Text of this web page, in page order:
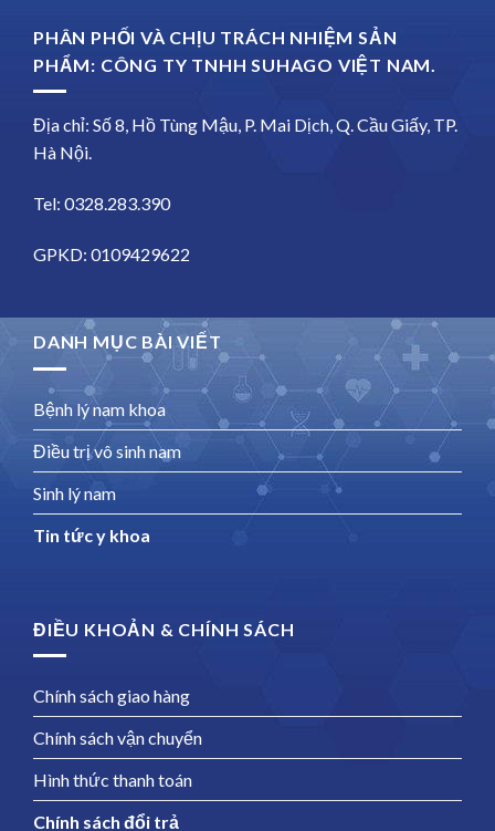
PHÂN PHỐI VÀ CHỊU TRÁCH NHIỆM SẢN
PHẨM: CÔNG TY TNHH SUHAGO VIỆT NAM.
Địa chỉ: Số 8, Hồ Tùng Mậu, P. Mai Dịch, Q. Cầu Giấy, TP.
Hà Nội.
Tel: 0328.283.390
GPKD: 0109429622
DANH MỤC BÀI VIẾT
Bệnh lý nam khoa
Điều trị vô sinh nam
Sinh lý nam
Tin tức y khoa
ĐIỀU KHOẢN & CHÍNH SÁCH
Chính sách giao hàng
Chính sách vận chuyển
Hình thức thanh toán
Chính sách đổi trả